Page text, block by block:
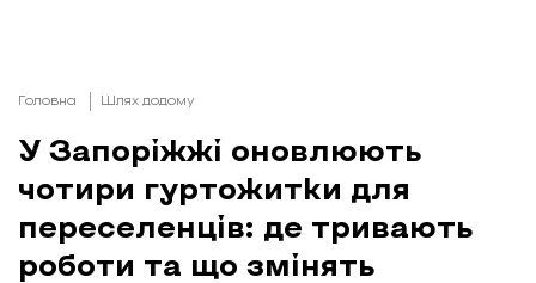
Головна Шлях додому
У Запоріжжі оновлюють
чотири гуртожитки для
переселенців: де тривають
роботи та що змінять